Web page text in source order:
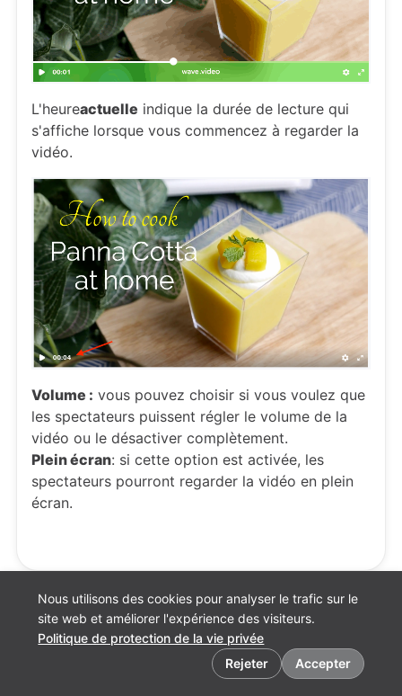
Nous utilisons des cookies pour analyser le trafic sur le
site web et améliorer l'expérience des visiteurs.
Politique de protection de la vie privée
Rejeter
Accepter
L'heureactuelle indique la durée de lecture qui
s'affiche lorsque vous commencez à regarder la
vidéo.
Volume : vous pouvez choisir si vous voulez que
les spectateurs puissent régler le volume de la
vidéo ou le désactiver complètement.
Plein écran: si cette option est activée, les
spectateurs pourront regarder la vidéo en plein
écran.
Préférences en matière de cookies